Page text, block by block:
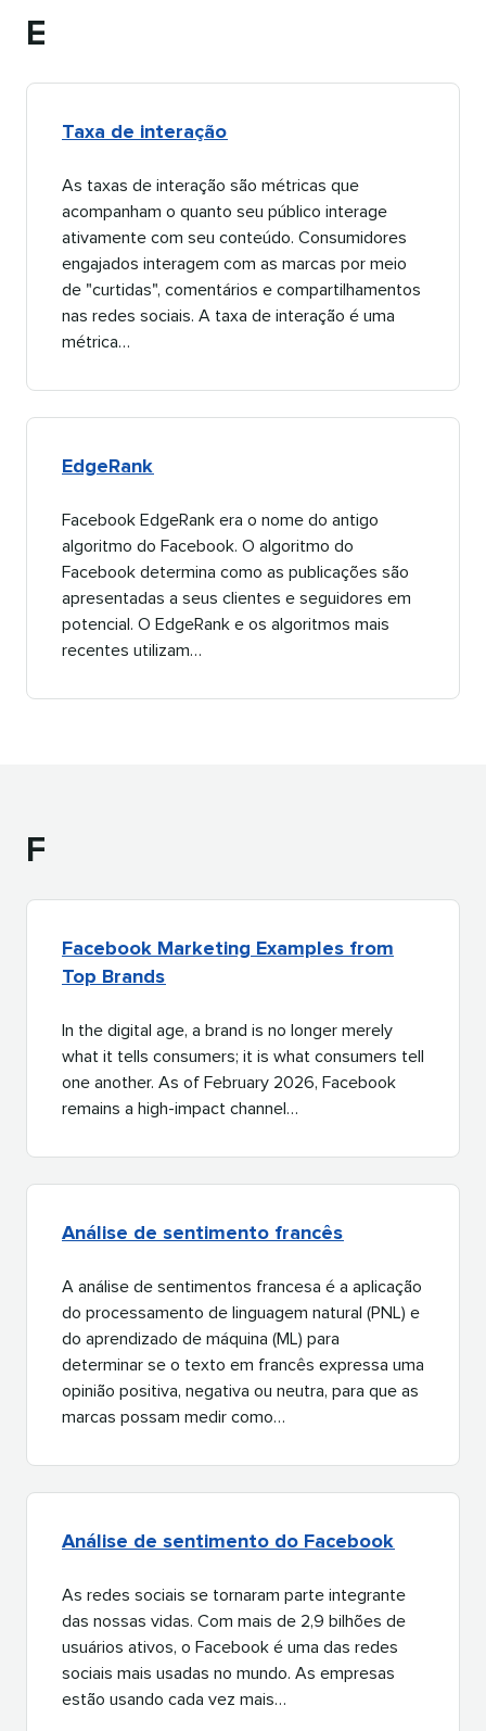
E​​
Taxa de interação​​
As taxas de interação são métricas que
acompanham o quanto seu público interage
ativamente com seu conteúdo. Consumidores
engajados interagem com as marcas por meio
de "curtidas", comentários e compartilhamentos
nas redes sociais. A taxa de interação é uma
métrica…​​
EdgeRank​​
Facebook EdgeRank era o nome do antigo
algoritmo do Facebook. O algoritmo do
Facebook determina como as publicações são
apresentadas a seus clientes e seguidores em
potencial. O EdgeRank e os algoritmos mais
recentes utilizam…​​
F​​
Facebook Marketing Examples from
Top Brands​​
In the digital age, a brand is no longer merely
what it tells consumers; it is what consumers tell
one another. As of February 2026, Facebook
remains a high-impact channel…​​
Análise de sentimento francês​​
A análise de sentimentos francesa é a aplicação
do processamento de linguagem natural (PNL) e
do aprendizado de máquina (ML) para
determinar se o texto em francês expressa uma
opinião positiva, negativa ou neutra, para que as
marcas possam medir como…​​
Análise de sentimento do Facebook​​
As redes sociais se tornaram parte integrante
das nossas vidas. Com mais de 2,9 bilhões de
usuários ativos, o Facebook é uma das redes
sociais mais usadas no mundo. As empresas
estão usando cada vez mais…​​